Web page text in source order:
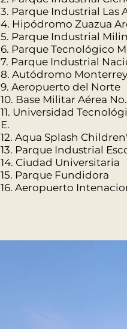
3. Parque Industrial Las
4. Hipódromo Zuazua
5. Parque Industrial
6. Parque Tecnológico
7. Parque Industrial
8. Autódromo Monterrey
9. Aeropuerto del Norte
10. Base Militar Aérea No.
11. Universidad
E.
12. Aqua Splash
13. Parque Industrial
14. Ciudad Universitaria
15. Parque Fundidora
16. Aeropuerto